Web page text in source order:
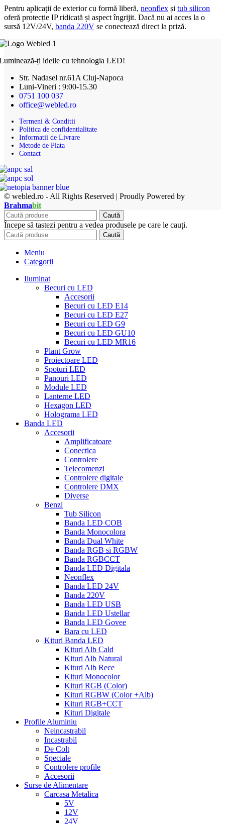
Pentru aplicații de exterior cu formă liberă, neonflex și tub silicon
oferă protecție IP ridicată și aspect îngrijit. Dacă nu ai acces la o
sursă 12V/24V, banda 220V se conectează direct la priză.
ți ideile cu tehnologia LED!
Str. Nadasel nr.61A Cluj-Napoca
Luni-Vineri : 9:00-15.30
0751 100 037
office@webled.ro
Termeni & Conditii
Politica de confidentialitate
Informatii de Livrare
Metode de Plata
Contact
© webled.ro - All Rights Reserved | Proudly Powered by
Brahmabit
Caută
Începe să tastezi pentru a vedea produsele pe care le cauți.
Caută
Meniu
Categorii
Iluminat
Becuri cu LED
Accesorii
Becuri cu LED E14
Becuri cu LED E27
Becuri cu LED G9
Becuri cu LED GU10
Becuri cu LED MR16
Plant Grow
Proiectoare LED
Spoturi LED
Panouri LED
Module LED
Lanterne LED
Hexagon LED
Holograma LED
Banda LED
Accesorii
Amplificatoare
Conectica
Controlere
Telecomenzi
Controlere digitale
Controlere DMX
Diverse
Benzi
Tub Silicon
Banda LED COB
Banda Monocolora
Banda Dual White
Banda RGB si RGBW
Banda RGBCCT
Banda LED Digitala
Neonflex
Banda LED 24V
Banda 220V
Banda LED USB
Banda LED Ustellar
Banda LED Govee
Bara cu LED
Kituri Banda LED
Kituri Alb Cald
Kituri Alb Natural
Kituri Alb Rece
Kituri Monocolor
Kituri RGB (Color)
Kituri RGBW (Color +Alb)
Kituri RGB+CCT
Kituri Digitale
Profile Aluminiu
Neincastrabil
Incastrabil
De Colt
Speciale
Controlere profile
Accesorii
Surse de Alimentare
Carcasa Metalica
5V
12V
24V